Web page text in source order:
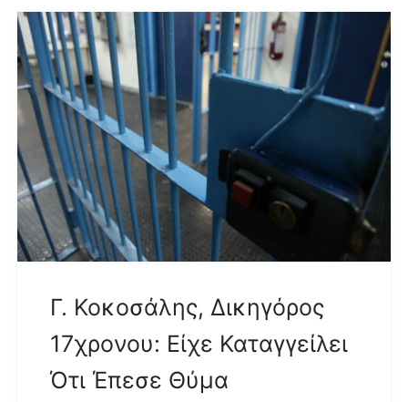
Γ. Κοκοσάλης, Δικηγόρος
17χρονου: Είχε Καταγγείλει
Ότι Έπεσε Θύμα